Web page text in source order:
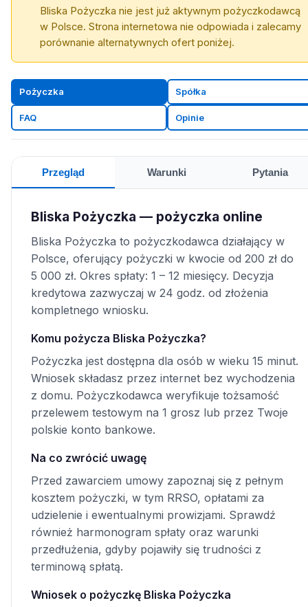
Bliska Pożyczka nie jest już aktywnym pożyczkodawcą
w Polsce. Strona internetowa nie odpowiada i zalecamy
porównanie alternatywnych ofert poniżej.
Pożyczka Spółka
FAQ Opinie
Przegląd Warunki Pytania
Bliska Pożyczka — pożyczka online
Bliska Pożyczka to pożyczkodawca działający w
Polsce, oferujący pożyczki w kwocie od 200 zł do
5 000 zł. Okres spłaty: 1 – 12 miesięcy. Decyzja
kredytowa zazwyczaj w 24 godz. od złożenia
kompletnego wniosku.
Komu pożycza Bliska Pożyczka?
Pożyczka jest dostępna dla osób w wieku 15 minut.
Wniosek składasz przez internet bez wychodzenia
z domu. Pożyczkodawca weryfikuje tożsamość
przelewem testowym na 1 grosz lub przez Twoje
polskie konto bankowe.
Na co zwrócić uwagę
Przed zawarciem umowy zapoznaj się z pełnym
kosztem pożyczki, w tym RRSO, opłatami za
udzielenie i ewentualnymi prowizjami. Sprawdź
również harmonogram spłaty oraz warunki
przedłużenia, gdyby pojawiły się trudności z
terminową spłatą.
Wniosek o pożyczkę Bliska Pożyczka